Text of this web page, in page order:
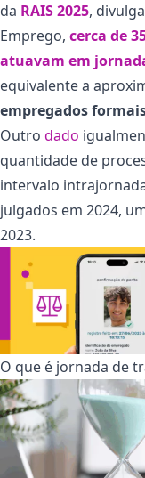
da RAIS 2025,
Emprego, cerca de
atuavam em
equivalente a
empregados
Outro dado
quantidade de
intervalo
julgados em 2024,
2023.
O que é jornada de